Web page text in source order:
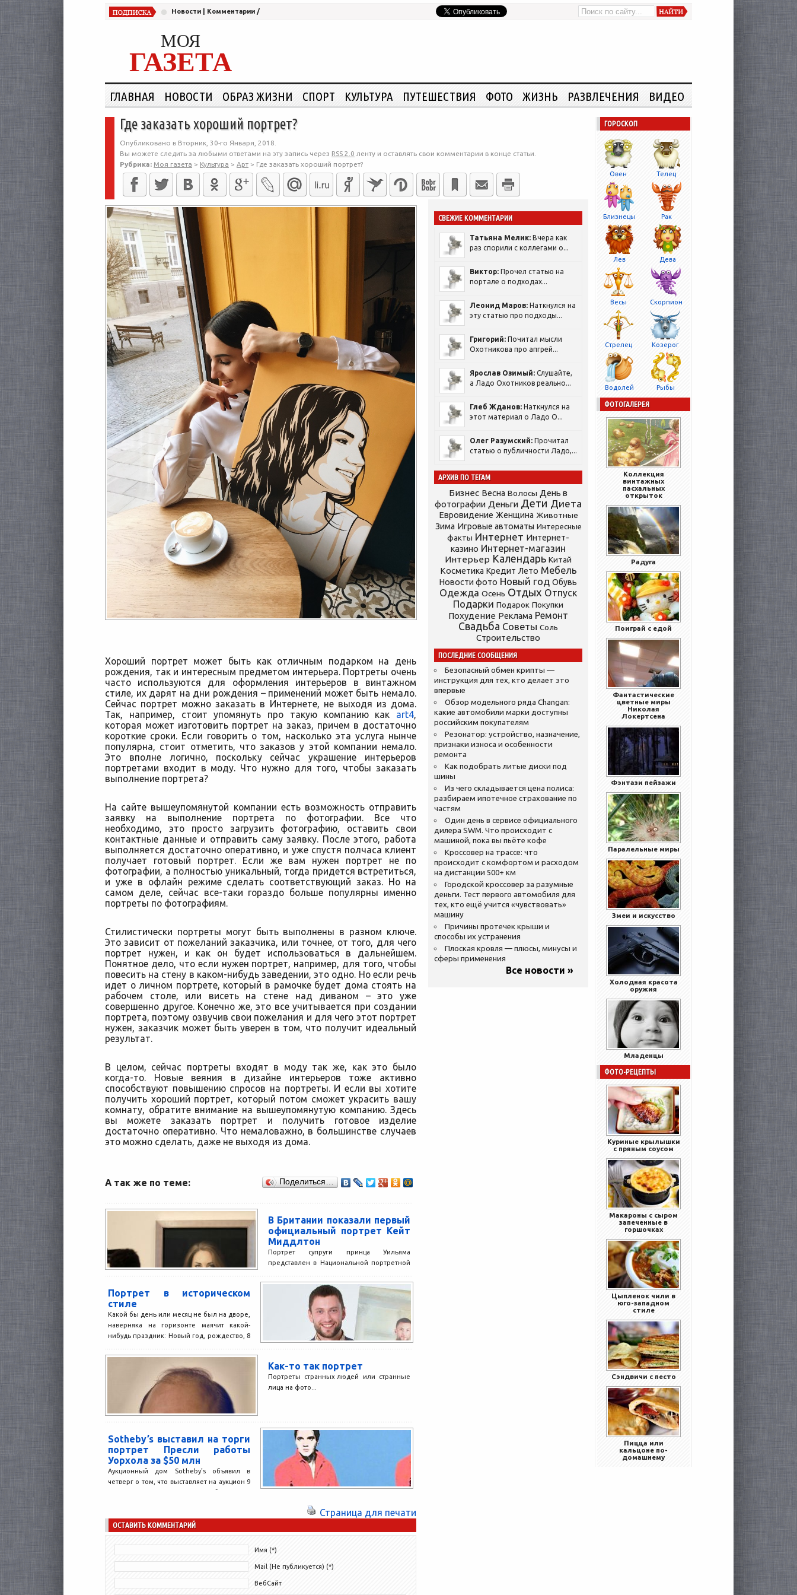
Новости Комментарии /
МОЯ
ГАЗЕТА
ГЛАВНАЯ НОВОСТИ ОБРАЗ ЖИЗНИ СПОРТ КУЛЬТУРА ПУТЕШЕСТВИЯ ФОТО ЖИЗНЬ РАЗВЛЕЧЕНИЯ ВИДЕО
Где заказать хороший портрет?
Опубликовано в Вторник, 30-го Января, 2018.
Вы можете следить за любыми ответами на эту запись через RSS 2.0 ленту и оставлять свои комментарии в конце статьи.
Рубрика: Моя газета > Культура > Арт > Где заказать хороший портрет?
Хороший портрет может быть как отличным подарком на день
рождения, так и интересным предметом интерьера. Портреты очень
часто используются для оформления интерьеров в винтажном
стиле, их дарят на дни рождения – применений может быть немало.
Сейчас портрет можно заказать в Интернете, не выходя из дома.
Так, например, стоит упомянуть про такую компанию как art4,
которая может изготовить портрет на заказ, причем в достаточно
короткие сроки. Если говорить о том, насколько эта услуга нынче
популярна, стоит отметить, что заказов у этой компании немало.
Это вполне логично, поскольку сейчас украшение интерьеров
портретами входит в моду. Что нужно для того, чтобы заказать
выполнение портрета?
На сайте вышеупомянутой компании есть возможность отправить
заявку на выполнение портрета по фотографии. Все что
необходимо, это просто загрузить фотографию, оставить свои
контактные данные и отправить саму заявку. После этого, работа
выполняется достаточно оперативно, и уже спустя полчаса клиент
получает готовый портрет. Если же вам нужен портрет не по
фотографии, а полностью уникальный, тогда придется встретиться,
и уже в офлайн режиме сделать соответствующий заказ. Но на
самом деле, сейчас все-таки гораздо больше популярны именно
портреты по фотографиям.
Стилистически портреты могут быть выполнены в разном ключе.
Это зависит от пожеланий заказчика, или точнее, от того, для чего
портрет нужен, и как он будет использоваться в дальнейшем.
Понятное дело, что если нужен портрет, например, для того, чтобы
повесить на стену в каком-нибудь заведении, это одно. Но если речь
идет о личном портрете, который в рамочке будет дома стоять на
рабочем столе, или висеть на стене над диваном – это уже
совершенно другое. Конечно же, это все учитывается при создании
портрета, поэтому озвучив свои пожелания и для чего этот портрет
нужен, заказчик может быть уверен в том, что получит идеальный
результат.
В целом, сейчас портреты входят в моду так же, как это было
когда-то. Новые веяния в дизайне интерьеров тоже активно
способствуют повышению спросов на портреты. И если вы хотите
получить хороший портрет, который потом сможет украсить вашу
комнату, обратите внимание на вышеупомянутую компанию. Здесь
вы можете заказать портрет и получить готовое изделие
достаточно оперативно. Что немаловажно, в большинстве случаев
это можно сделать, даже не выходя из дома.
А так же по теме: Поделиться…
В Британии показали первый
официальный портрет Кейт
Миддлтон
Портрет супруги принца Уильяма
представлен в Национальной портретной
галерея представила первый
официальный портрет герцогини
Кембриджской Кейт Миддлтон,...
Портрет в историческом
стиле
Какой бы день или месяц не был на дворе,
наверняка на горизонте маячит какой-
нибудь праздник: Новый год, рождество, 8
Как-то так портрет
Портреты странных людей или странные
лица на фото...
Sotheby’s выставил на торги
портрет Пресли работы
Уорхола за $50 млн
Аукционный дом Sotheby’s объявил в
четверг о том, что выставляет на аукцион 9
мая портрет Элвиса Пресли работы Энди
Страница для печати
ОСТАВИТЬ КОММЕНТАРИЙ
Имя (*)
Mail (Не публикуется) (*)
ВебСайт
СВЕЖИЕ КОММЕНТАРИИ
Татьяна Мелик: Вчера как
раз спорили с коллегами о...
Виктор: Прочел статью на
портале о подходах...
Леонид Маров: Наткнулся на
эту статью про подходы...
Григорий: Почитал мысли
Охотникова про апгрей...
Ярослав Озимый: Слушайте,
а Ладо Охотников реально...
Глеб Жданов: Наткнулся на
этот материал о Ладо О...
Олег Разумский: Прочитал
статью о публичности Ладо,...
АРХИВ ПО ТЕГАМ
Бизнес Весна Волосы День в
фотографии Деньги Дети Диета
Евровидение Женщина Животные
Зима Игровые автоматы Интересные
факты Интернет Интернет-
казино Интернет-магазин
Интерьер Календарь Китай
Косметика Кредит Лето Мебель
Новости фото Новый год Обувь
Одежда Осень Отдых Отпуск
Подарки Подарок Покупки
Похудение Реклама Ремонт
Свадьба Советы Соль
Строительство
ПОСЛЕДНИЕ СООБЩЕНИЯ
Безопасный обмен крипты —
инструкция для тех, кто делает это
впервые
Обзор модельного ряда Changan:
какие автомобили марки доступны
российским покупателям
Резонатор: устройство, назначение,
признаки износа и особенности
ремонта
Как подобрать литые диски под
шины
Из чего складывается цена полиса:
разбираем ипотечное страхование по
частям
Один день в сервисе официального
дилера SWM. Что происходит с
машиной, пока вы пьёте кофе
Кроссовер на трассе: что
происходит с комфортом и расходом
на дистанции 500+ км
Городской кроссовер за разумные
деньги. Тест первого автомобиля для
тех, кто ещё учится «чувствовать»
машину
Причины протечек крыши и
способы их устранения
Плоская кровля — плюсы, минусы и
сферы применения
Все новости »
ГОРОСКОП
Овен Телец
Близнецы Рак
Лев Дева
Весы Скорпион
Стрелец Козерог
Водолей Рыбы
ФОТОГАЛЕРЕЯ
Коллекция
винтажных
пасхальных
открыток
Радуга
Поиграй с едой
Фантастические
цветные миры
Николая
Локертсена
Фэнтази пейзажи
Паралельные миры
Змеи и искусство
Холодная красота
оружия
Младенцы
ФОТО-РЕЦЕПТЫ
Куриные крылышки
с пряным соусом
Макароны с сыром
запеченные в
горшочках
Цыпленок чили в
юго-западном
стиле
Сэндвичи с песто
Пицца или
кальцоне по-
домашнему